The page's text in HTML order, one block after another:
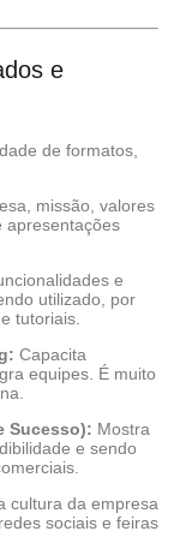
e
de formatos,
missão, valores
apresentações
e
utilizado, por
tutoriais.
Capacita
equipes. É muito
Sucesso): Mostra
e sendo
cultura da empresa
sociais e feiras